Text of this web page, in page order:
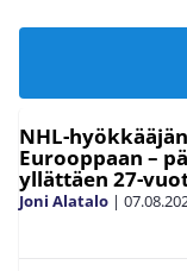
NHL-
Eurooppaan –
yllättäen 27-
Joni Alatalo |